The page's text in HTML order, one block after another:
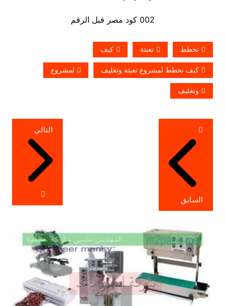
002 كود مصر قبل الرقم
تخطط تعبئة كيف
كيف تخطط لمشروع تعبئة وتغليف لمشروع
وتغليف
تصفّح
المقالات
السابق
التالي